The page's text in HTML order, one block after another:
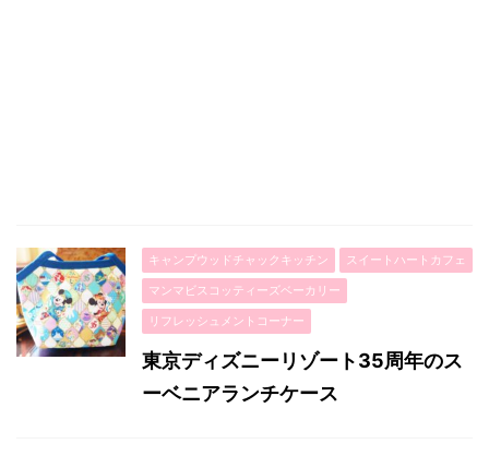
キャンプウッドチャックキッチン
スイートハートカフェ
マンマビスコッティーズベーカリー
リフレッシュメントコーナー
東京ディズニーリゾート35周年のス
ーベニアランチケース